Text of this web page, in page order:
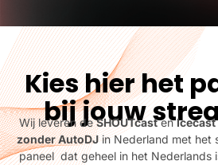
Kies hier het
bij jouw
Wij leveren deSHOUTcastenIcecast
zonder AutoDJin Nederland met het
paneel dat geheel in het Nederlands